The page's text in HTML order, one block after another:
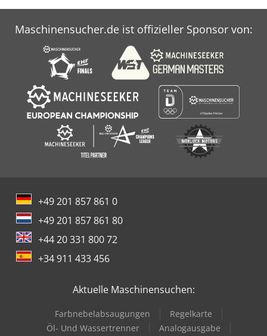
Maschinensucher.de ist offizieller Sponsor von:
+49 201 857 861 0
+49 201 857 861 80
+44 20 331 800 72
+34 911 433 456
Aktuelle Maschinensuchen:
Farbnebelabsaugungen
Regelkarte
Öl- Und Wassertrenner
Analogausgabe